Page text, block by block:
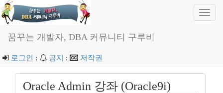
꿈꾸는 개발자, DBA 커뮤니티 구루비
로그인 : 공지 : 저작권
Oracle Admin 강좌 (Oracle9i)